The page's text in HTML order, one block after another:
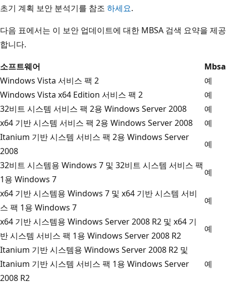
초기 계획 보안 분석기를 참조 하세요.
다음 표에서는 이 보안 업데이트에 대한 MBSA 검색 요약을 제공
합니다.
소프트웨어
Mbsa
Windows Vista 서비스 팩 2
예
Windows Vista x64 Edition 서비스 팩 2
예
32비트 시스템 서비스 팩 2용 Windows Server 2008
예
x64 기반 시스템 서비스 팩 2용 Windows Server 2008
예
Itanium 기반 시스템 서비스 팩 2용 Windows Server
2008
예
32비트 시스템용 Windows 7 및 32비트 시스템 서비스 팩
1용 Windows 7
예
x64 기반 시스템용 Windows 7 및 x64 기반 시스템 서비
스 팩 1용 Windows 7
예
x64 기반 시스템용 Windows Server 2008 R2 및 x64 기
반 시스템 서비스 팩 1용 Windows Server 2008 R2
예
Itanium 기반 시스템용 Windows Server 2008 R2 및
Itanium 기반 시스템 서비스 팩 1용 Windows Server
2008 R2
예